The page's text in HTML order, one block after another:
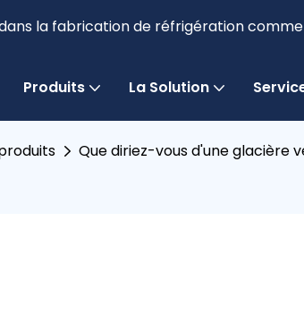
la fabrication de réfrigération
Produits La Solution
Que diriez-vous d'une glacière